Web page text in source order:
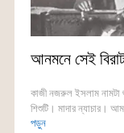
আনমনে সেই
কাজী নজরুল ইসলাম নামটা
শিশুটি। মাদার ন্যাচার।
পড়ুন